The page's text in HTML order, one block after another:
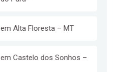
Alta Floresta – MT
Castelo dos Sonhos –